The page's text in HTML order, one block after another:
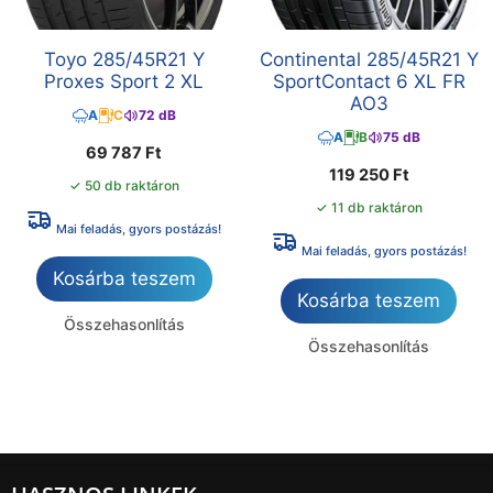
Toyo 285/45R21 Y
Proxes Sport 2 XL
A C 72 dB
69 787 Ft
✓ 50 db raktáron
Mai feladás, gyors postázás!
Kosárba teszem
Összehasonlítás
Continental 285/45R21 Y
SportContact 6 XL FR
AO3
A B 75 dB
119 250 Ft
✓ 11 db raktáron
Mai feladás, gyors postázás!
Kosárba teszem
Összehasonlítás